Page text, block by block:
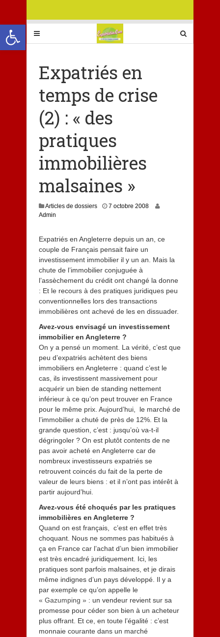
Ouvrir la barre d’outils
Expatriés en
temps de crise
(2) : « des
pratiques
immobilières
malsaines »
Articles de dossiers 7 octobre 20088
l
e
2
1
3
Admin
Expatriés en Angleterre depuis un an, ce
couple de Français pensait faire un
investissement immobilier il y un an. Mais la
chute de l’immobilier conjuguée à
l’assèchement du crédit ont changé la donne
: Et le recours à des pratiques juridiques peu
conventionnelles lors des transactions
immobilières ont achevé de les en dissuader.
Avez-vous envisagé un investissement
immobilier en Angleterre ?
On y a pensé un moment. La vérité, c’est que
peu d’expatriés achètent des biens
immobiliers en Angleterre : quand c’est le
cas, ils investissent massivement pour
acquérir un bien de standing nettement
inférieur à ce qu’on peut trouver en France
pour le même prix. Aujourd’hui, le marché de
l’immobilier a chuté de près de 12%. Et la
grande question, c’est : jusqu’où va-t-il
dégringoler ? On est plutôt contents de ne
pas avoir acheté en Angleterre car de
nombreux investisseurs expatriés se
retrouvent coincés du fait de la perte de
valeur de leurs biens : et il n’ont pas intérêt à
partir aujourd’hui.
Avez-vous été choqués par les pratiques
immobilières en Angleterre ?
Quand on est français, c’est en effet très
choquant. Nous ne sommes pas habitués à
ça en France car l’achat d’un bien immobilier
est très encadré juridiquement. Ici, les
pratiques sont parfois malsaines, et je dirais
même indignes d’un pays développé. Il y a
par exemple ce qu’on appelle le
« Gazumping »: un vendeur revient sur sa
promesse pour céder son bien à un acheteur
plus offrant. Et ce, en toute l’égalité : c’est
monnaie courante dans un marché